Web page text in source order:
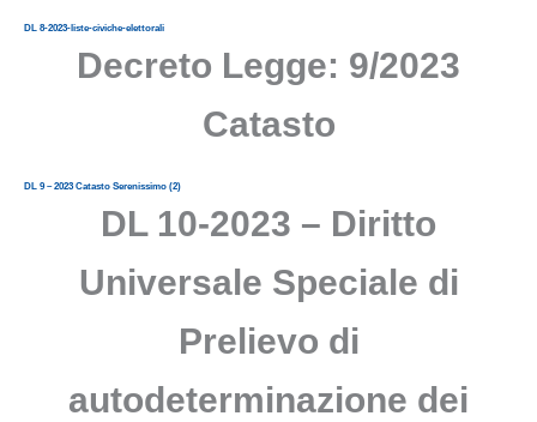
DL 8-2023-liste-civiche-elettorali
Decreto Legge: 9/2023
Catasto
DL 9 – 2023 Catasto Serenissimo (2)
DL 10-2023 – Diritto
Universale Speciale di
Prelievo di
autodeterminazione dei